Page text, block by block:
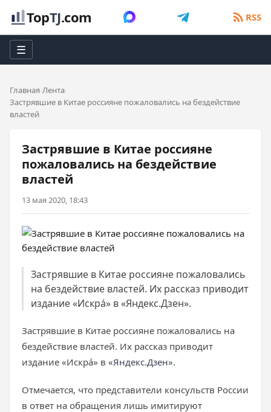
TopTJ.com RSS
☰
Главная Лента
Застрявшие в Китае россияне пожаловались на бездействие
властей
Застрявшие в Китае россияне
пожаловались на бездействие
властей
13 мая 2020, 18:43
Застрявшие в Китае россияне пожаловались
на бездействие властей. Их рассказ приводит
издание «Искрá» в «Яндекс.Дзен».
Застрявшие в Китае россияне пожаловались на
бездействие властей. Их рассказ приводит
издание «Искрá» в «Яндекс.Дзен».
Отмечается, что представители консульств России
в ответ на обращения лишь имитируют